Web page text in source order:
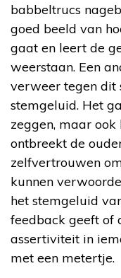
babbeltrucs
goed beeld van
gaat en leert de
weerstaan. Een
verweer tegen dit
stemgeluid. Het
zeggen, maar ook
ontbreekt de
zelfvertrouwen
kunnen
het stemgeluid
feedback geeft of
assertiviteit in
met een metertje.